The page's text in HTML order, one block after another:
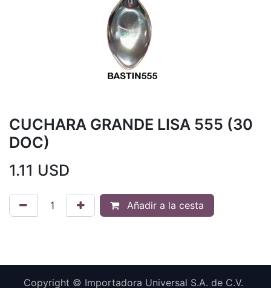
CUCHARA GRANDE LISA 555 (30
DOC)
1.11 USD
Añadir a la cesta
Copyright © Importadora Universal S.A. de C.V.